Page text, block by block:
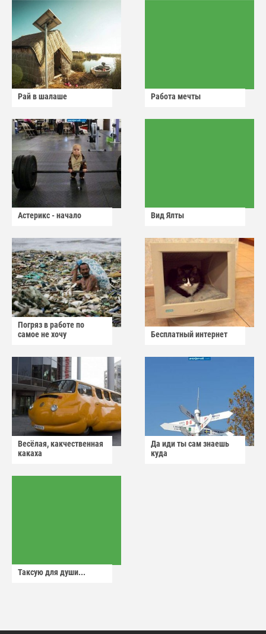
Рай в шалаше Работа мечты
Астерикс - начало Вид Ялты
Погряз в работе по
самое не хочу
Бесплатный интернет
Весёлая, какчественная
какаха
Да иди ты сам знаешь
куда
Таксую для души...